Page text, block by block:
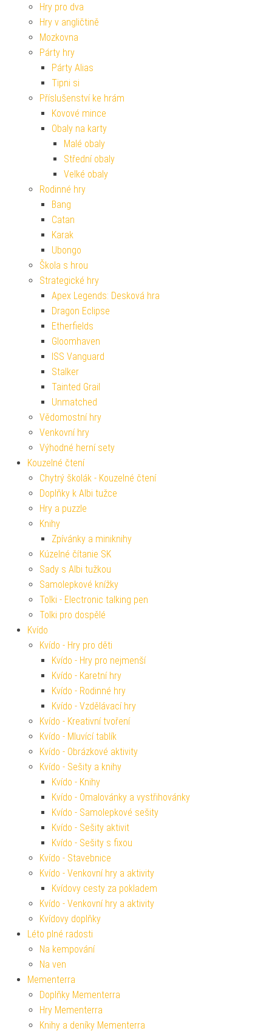
Hry pro dva
Hry v angličtině
Mozkovna
Párty hry
Párty Alias
Tipni si
Příslušenství ke hrám
Kovové mince
Obaly na karty
Malé obaly
Střední obaly
Velké obaly
Rodinné hry
Bang
Catan
Karak
Ubongo
Škola s hrou
Strategické hry
Apex Legends: Desková hra
Dragon Eclipse
Etherfields
Gloomhaven
ISS Vanguard
Stalker
Tainted Grail
Unmatched
Vědomostní hry
Venkovní hry
Výhodné herní sety
Kouzelné čtení
Chytrý školák - Kouzelné čtení
Doplňky k Albi tužce
Hry a puzzle
Knihy
Zpívánky a miniknihy
Kúzelné čítanie SK
Sady s Albi tužkou
Samolepkové knížky
Tolki - Electronic talking pen
Tolki pro dospělé
Kvído
Kvído - Hry pro děti
Kvído - Hry pro nejmenší
Kvído - Karetní hry
Kvído - Rodinné hry
Kvído - Vzdělávací hry
Kvído - Kreativní tvoření
Kvído - Mluvící tablík
Kvído - Obrázkové aktivity
Kvído - Sešity a knihy
Kvído - Knihy
Kvído - Omalovánky a vystřihovánky
Kvído - Samolepkové sešity
Kvído - Sešity aktivit
Kvído - Sešity s fixou
Kvído - Stavebnice
Kvído - Venkovní hry a aktivity
Kvídovy cesty za pokladem
Kvído - Venkovní hry a aktivity
Kvídovy doplňky
Léto plné radosti
Na kempování
Na ven
Mementerra
Doplňky Mementerra
Hry Mementerra
Knihy a deníky Mementerra